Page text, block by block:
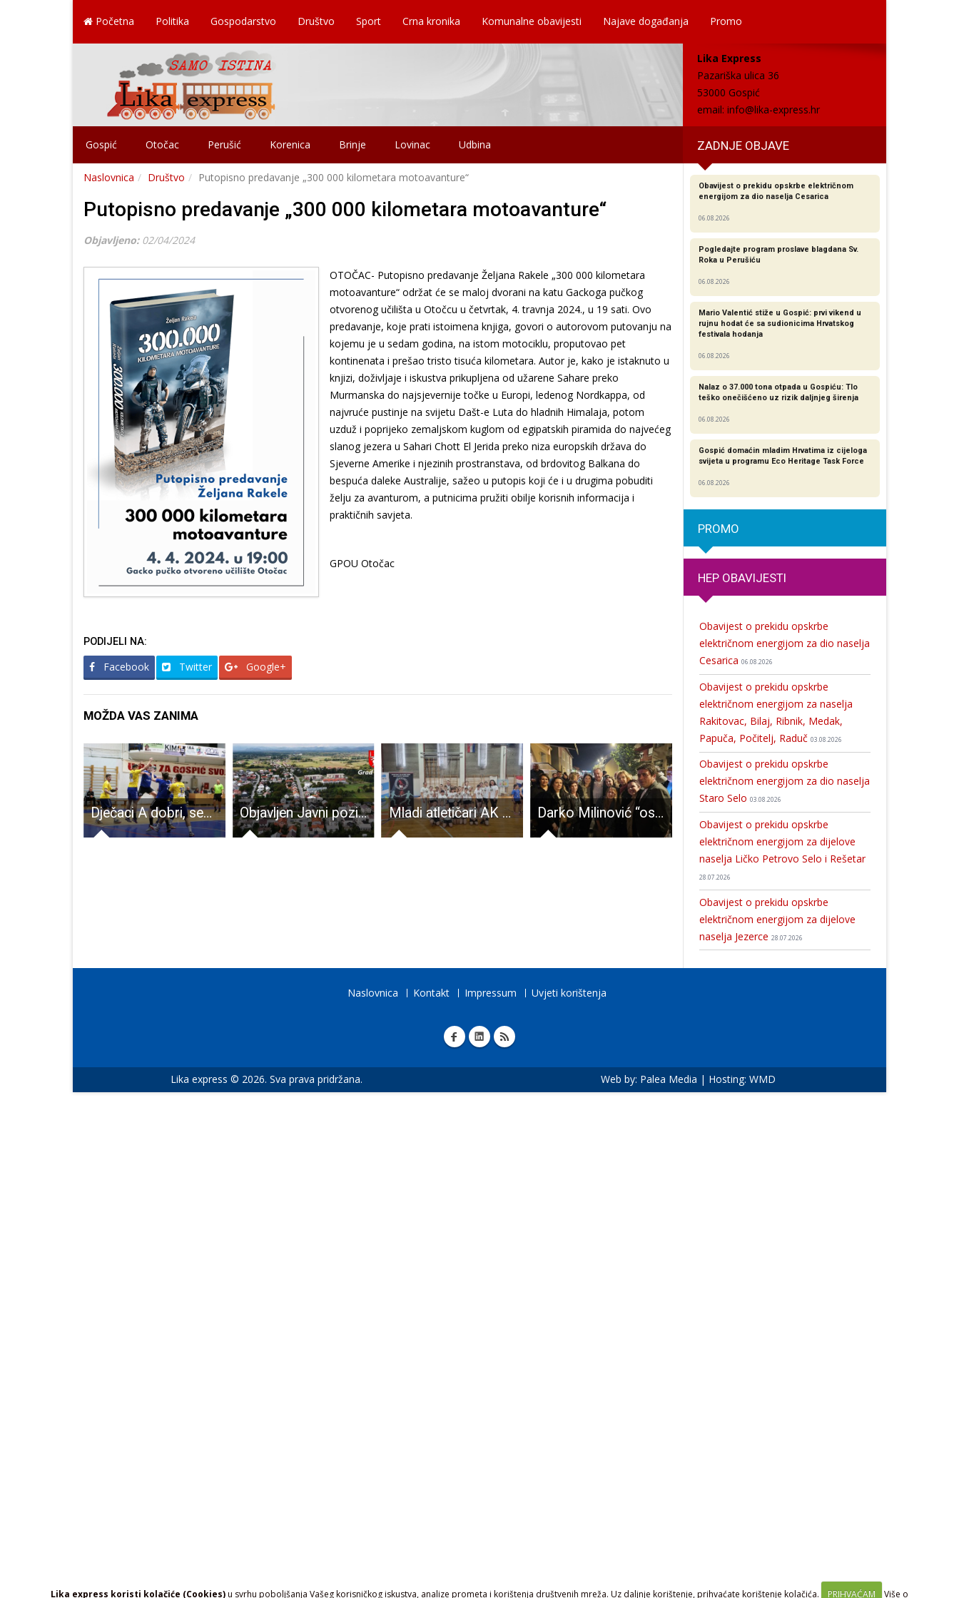
Lika express koristi kolačiće (Cookies)u svrhu poboljšanja Vašeg korisničkog iskustva, analize prometa i korištenja društvenih mreža. Uz daljnje korištenje, prihvaćate korištenje kolačića. PRIHVAĆAM Više o
Početna Politika Gospodarstvo Društvo Sport Crna kronika Komunalne obavijesti Najave događanja Promo
Lika Express
Pazariška ulica 36
53000 Gospić
email: info@lika-express.hr
Gospić Otočac Perušić Korenica Brinje Lovinac Udbina ZADNJE OBJAVE
Naslovnica Društvo Putopisno predavanje „300 000 kilometara motoavanture“
Putopisno predavanje „300 000 kilometara motoavanture“
Objavljeno: 02/04/2024
OTOČAC- Putopisno predavanje Željana Rakele „300 000 kilometara
motoavanture“ održat će se maloj dvorani na katu Gackoga pučkog
otvorenog učilišta u Otočcu u četvrtak, 4. travnja 2024., u 19 sati. Ovo
predavanje, koje prati istoimena knjiga, govori o autorovom putovanju na
kojemu je u sedam godina, na istom motociklu, proputovao pet
kontinenata i prešao tristo tisuća kilometara. Autor je, kako je istaknuto u
knjizi, doživljaje i iskustva prikupljena od užarene Sahare preko
Murmanska do najsjevernije točke u Europi, ledenog Nordkappa, od
najvruće pustinje na svijetu Dašt-e Luta do hladnih Himalaja, potom
uzduž i poprijeko zemaljskom kuglom od egipatskih piramida do najvećeg
slanog jezera u Sahari Chott El Jerida preko niza europskih država do
Sjeverne Amerike i njezinih prostranstava, od brdovitog Balkana do
bespuća daleke Australije, sažeo u putopis koji će i u drugima pobuditi
želju za avanturom, a putnicima pružiti obilje korisnih informacija i
praktičnih savjeta.
GPOU Otočac
PODIJELI NA:
Facebook Twitter Google+
MOŽDA VAS ZANIMA
Dječaci A dobri, seniori uvjerljivo poraženi!!! Objavljen Javni poziv za prikupljanje zahtjeva za kupnju stana po modelu POS-a radi utvrđivanja Liste reda prvenstva Mladi atletičari AK Velebit 2001 uspješni na županijskom prvenstvu u Poličniku Darko Milinović “osvojio” Gospić u prvom krugu, župan se bira u drugom krugu Obavijest o prekidu opskrbe električnom energijom za naselje Vrelo Koreničko
Obavijest o prekidu opskrbe električnom
energijom za dio naselja Cesarica
06.08.2026
Pogledajte program proslave blagdana Sv.
Roka u Perušiću
06.08.2026
Mario Valentić stiže u Gospić: prvi vikend u
rujnu hodat će sa sudionicima Hrvatskog
festivala hodanja
06.08.2026
Nalaz o 37.000 tona otpada u Gospiću: Tlo
teško onečišćeno uz rizik daljnjeg širenja
06.08.2026
Gospić domaćin mladim Hrvatima iz cijeloga
svijeta u programu Eco Heritage Task Force
06.08.2026
PROMO
HEP OBAVIJESTI
Obavijest o prekidu opskrbe
električnom energijom za dio naselja
Cesarica 06.08.2026
Obavijest o prekidu opskrbe
električnom energijom za naselja
Rakitovac, Bilaj, Ribnik, Medak,
Papuča, Počitelj, Raduč 03.08.2026
Obavijest o prekidu opskrbe
električnom energijom za dio naselja
Staro Selo 03.08.2026
Obavijest o prekidu opskrbe
električnom energijom za dijelove
naselja Ličko Petrovo Selo i Rešetar
28.07.2026
Obavijest o prekidu opskrbe
električnom energijom za dijelove
naselja Jezerce 28.07.2026
Naslovnica Kontakt Impressum Uvjeti korištenja
Lika express © 2026. Sva prava pridržana. Web by: Palea Media | Hosting: WMD